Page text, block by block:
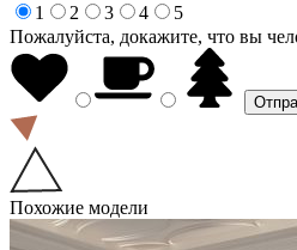
1
2 3 4
5
Пожалуйста, докажите, что вы
Похожие модели